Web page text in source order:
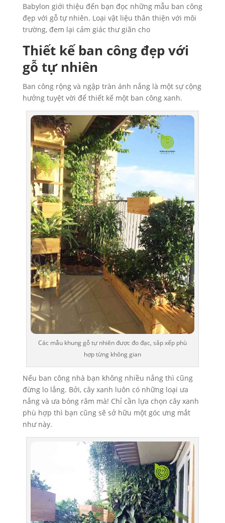
Babylon giới thiệu đến bạn đọc những mẫu ban công
đẹp với gỗ tự nhiên. Loại vật liệu thân thiện với môi
trường, đem lại cảm giác thư giãn cho
Thiết kế ban công đẹp với
gỗ tự nhiên
Ban công rộng và ngập tràn ánh nắng là một sự cộng
hưởng tuyệt vời để thiết kế một ban công xanh.
Các mẫu khung gỗ tự nhiên được đo đạc, sắp xếp phù
hợp từng không gian
Nếu ban công nhà bạn không nhiều nắng thì cũng
đừng lo lắng. Bởi, cây xanh luôn có những loại ưa
nắng và ưa bóng râm mà! Chỉ cần lựa chọn cây xanh
phù hợp thì bạn cũng sẽ sở hữu một góc ưng mắt
như này.